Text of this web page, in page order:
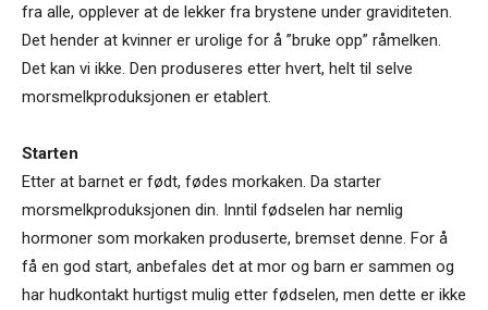
fra alle, opplever at de lekker fra brystene under graviditeten.
Det hender at kvinner er urolige for å ”bruke opp” råmelken.
Det kan vi ikke. Den produseres etter hvert, helt til selve
morsmelkproduksjonen er etablert.
Starten
Etter at barnet er født, fødes morkaken. Da starter
morsmelkproduksjonen din. Inntil fødselen har nemlig
hormoner som morkaken produserte, bremset denne. For å
få en god start, anbefales det at mor og barn er sammen og
har hudkontakt hurtigst mulig etter fødselen, men dette er ikke